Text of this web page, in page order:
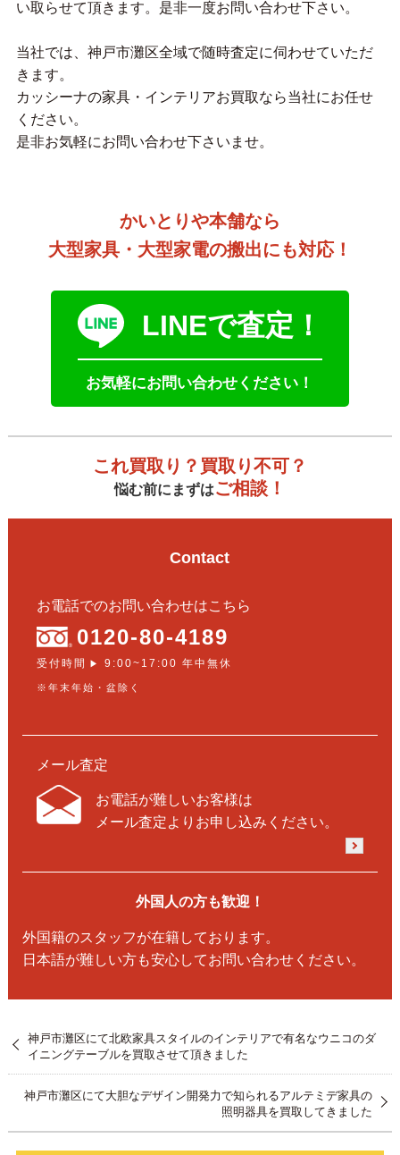
い取らせて頂きます。是非一度お問い合わせ下さい。
当社では、神戸市灘区全域で随時査定に伺わせていただ
きます。
カッシーナの家具・インテリアお買取なら当社にお任せ
ください。
是非お気軽にお問い合わせ下さいませ。
かいとりや本舗なら
大型家具・大型家電の搬出にも対応！
LINEで査定！
お気軽にお問い合わせください！
これ買取り？買取り不可？
悩む前にまずはご相談！
Contact
お電話でのお問い合わせはこちら
0120-80-4189
受付時間 ▶ 9:00~17:00 年中無休
※年末年始・盆除く
メール査定
お電話が難しいお客様は
メール査定よりお申し込みください。
外国人の方も歓迎！
外国籍のスタッフが在籍しております。
日本語が難しい方も安心してお問い合わせください。
神戸市灘区にて北欧家具スタイルのインテリアで有名なウニコのダ
イニングテーブルを買取させて頂きました
神戸市灘区にて大胆なデザイン開発力で知られるアルテミデ家具の
照明器具を買取してきました